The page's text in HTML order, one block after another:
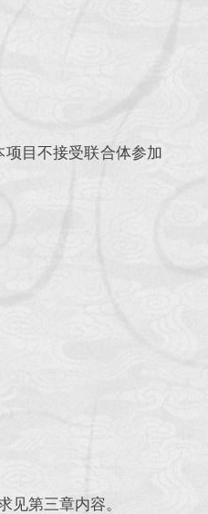
目不接受联合体参加
见第三章内容。